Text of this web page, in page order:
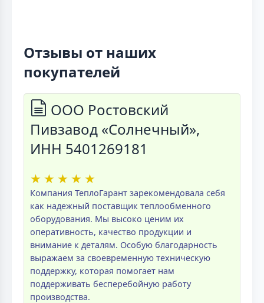
Отзывы от наших
покупателей
ООО Ростовский
Пивзавод «Солнечный»,
ИНН 5401269181
★ ★ ★ ★ ★
Компания ТеплоГарант зарекомендовала себя
как надежный поставщик теплообменного
оборудования. Мы высоко ценим их
оперативность, качество продукции и
внимание к деталям. Особую благодарность
выражаем за своевременную техническую
поддержку, которая помогает нам
поддерживать бесперебойную работу
производства.